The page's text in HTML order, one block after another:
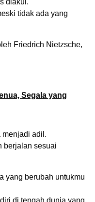
tidak ada yang
Friedrich Nietzsche,
Segala yang
menjadi adil.
berjalan sesuai
yang berubah untukmu
di tengah dunia yang